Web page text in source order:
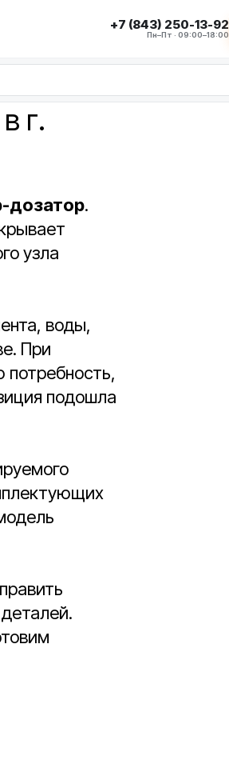
+7 (843) 250-13-92
Пн–Пт · 09:00–18:00
г.
дозатор.
узла
воды,
При
потребность,
подошла